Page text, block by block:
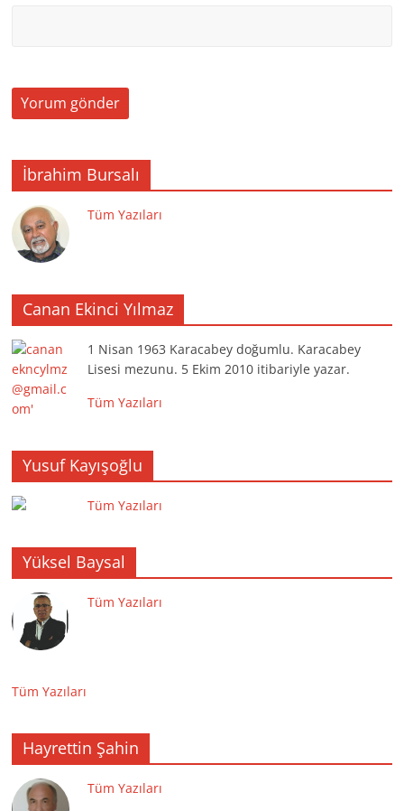
İbrahim Bursalı
Tüm Yazıları
Canan Ekinci Yılmaz
1 Nisan 1963 Karacabey doğumlu. Karacabey
Lisesi mezunu. 5 Ekim 2010 itibariyle yazar.
Tüm Yazıları
Yusuf Kayışoğlu
Tüm Yazıları
Yüksel Baysal
Tüm Yazıları
Tüm Yazıları
Hayrettin Şahin
Tüm Yazıları